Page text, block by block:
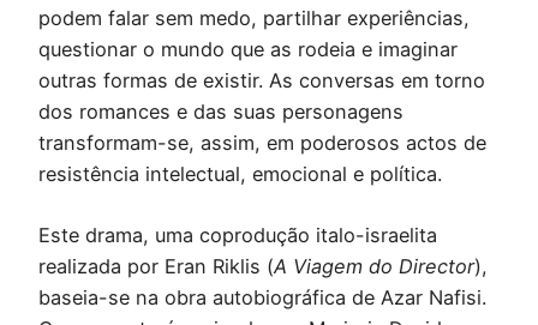
podem falar sem medo, partilhar experiências,
questionar o mundo que as rodeia e imaginar
outras formas de existir. As conversas em torno
dos romances e das suas personagens
transformam-se, assim, em poderosos actos de
resistência intelectual, emocional e política.
Este drama, uma coprodução italo-israelita
realizada por Eran Riklis (A Viagem do Director),
baseia-se na obra autobiográfica de Azar Nafisi.